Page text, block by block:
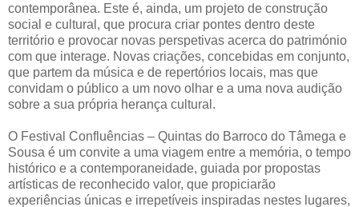
contemporânea. Este é, ainda, um projeto de construção
social e cultural, que procura criar pontes dentro deste
território e provocar novas perspetivas acerca do património
com que interage. Novas criações, concebidas em conjunto,
que partem da música e de repertórios locais, mas que
convidam o público a um novo olhar e a uma nova audição
sobre a sua própria herança cultural.
O Festival Confluências – Quintas do Barroco do Tâmega e
Sousa é um convite a uma viagem entre a memória, o tempo
histórico e a contemporaneidade, guiada por propostas
artísticas de reconhecido valor, que propiciarão
experiências únicas e irrepetíveis inspiradas nestes lugares,